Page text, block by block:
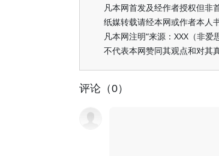
凡本网首发及经作者授权但非
纸媒转载请经本网或作者本人
凡本网注明“来源：XXX（非
不代表本网赞同其观点和对其
评论（0）